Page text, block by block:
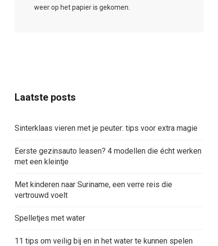
weer op het papier is gekomen.
Laatste posts
Sinterklaas vieren met je peuter: tips voor extra magie
Eerste gezinsauto leasen? 4 modellen die écht werken
met een kleintje
Met kinderen naar Suriname, een verre reis die
vertrouwd voelt
Spelletjes met water
11 tips om veilig bij en in het water te kunnen spelen